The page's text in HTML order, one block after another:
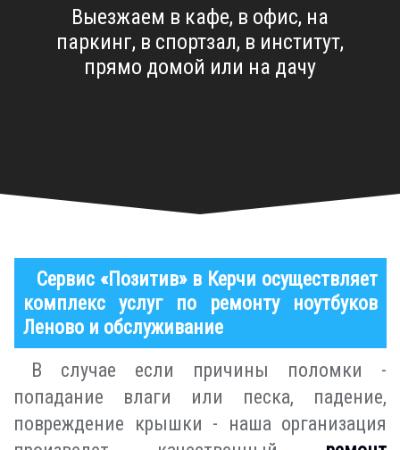
Выезжаем в кафе, в офис, на
паркинг, в спортзал, в институт,
прямо домой или на дачу
Сервис «Позитив» в Керчи осуществляет
комплекс услуг по ремонту ноутбуков
Леново и обслуживание
В случае если причины поломки -
попадание влаги или песка, падение,
повреждение крышки - наша организация